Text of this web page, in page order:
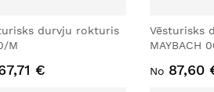
durvju rokturis
M
€
Vēsturisks
MAYBACH
No 87,60